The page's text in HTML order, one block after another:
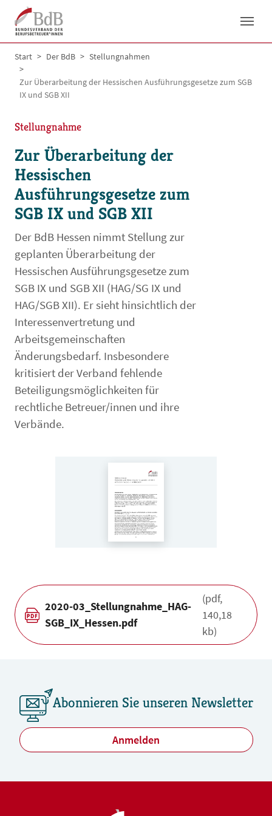
Skip to main navigation
Skip to main content
Skip to page footer
You are here:
Start Der BdB Stellungnahmen
Zur Überarbeitung der Hessischen Ausführungsgesetze zum SGB
IX und SGB XII
Stellungnahme
Zur Überarbeitung der
Hessischen
Ausführungsgesetze zum
SGB IX und SGB XII
Der BdB Hessen nimmt Stellung zur
geplanten Überarbeitung der
Hessischen Ausführungsgesetze zum
SGB IX und SGB XII (HAG/SG IX und
HAG/SGB XII). Er sieht hinsichtlich der
Interessenvertretung und
Arbeitsgemeinschaften
Änderungsbedarf. Insbesondere
kritisiert der Verband fehlende
Beteiligungsmöglichkeiten für
rechtliche Betreuer/innen und ihre
Verbände.
2020-03_Stellungnahme_HAG-
SGB_IX_Hessen.pdf
(pdf,
140,18
kb)
Abonnieren Sie unseren Newsletter
Anmelden